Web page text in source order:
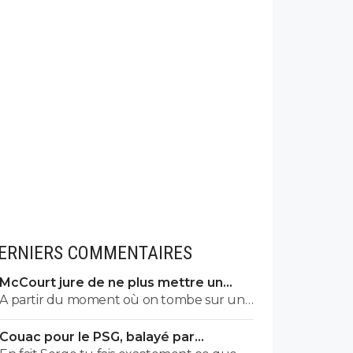
COMMENTAIRES
McCourt jure de ne plus mettre un
euro à l’OM
A partir du moment où on tombe sur un
commentaire de Raymonde on sait qu'on
tombe sur un commentaire de teubé 😂
Couac pour le PSG, balayé par